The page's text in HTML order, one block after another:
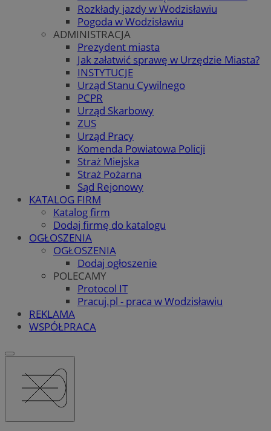
Rozkłady jazdy w Wodzisławiu
Pogoda w Wodzisławiu
ADMINISTRACJA
Prezydent miasta
Jak załatwić sprawę w Urzędzie Miasta?
INSTYTUCJE
Urząd Stanu Cywilnego
PCPR
Urząd Skarbowy
ZUS
Urząd Pracy
Komenda Powiatowa Policji
Straż Miejska
Straż Pożarna
Sąd Rejonowy
KATALOG FIRM
Katalog firm
Dodaj firmę do katalogu
OGŁOSZENIA
OGŁOSZENIA
Dodaj ogłoszenie
POLECAMY
Protocol IT
Pracuj.pl - praca w Wodzisławiu
REKLAMA
WSPÓŁPRACA